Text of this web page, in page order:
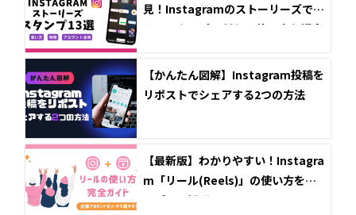
見！Instagramのストーリーズで使
えるスタンプ13種類と使い方を紹介
【かんたん図解】Instagram投稿を
リポストでシェアする2つの方法
【最新版】わかりやすい！Instagra
m「リール(Reels)」の使い方をシ
ンプルに解説